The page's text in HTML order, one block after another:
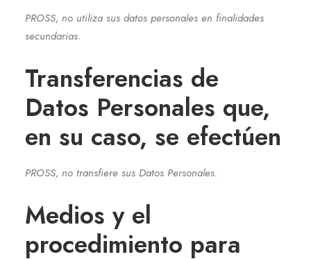
PROSS, no utiliza sus datos personales en finalidades
secundarias.
Transferencias de
Datos Personales que,
en su caso, se efectúen
PROSS, no transfiere sus Datos Personales.
Medios y el
procedimiento para